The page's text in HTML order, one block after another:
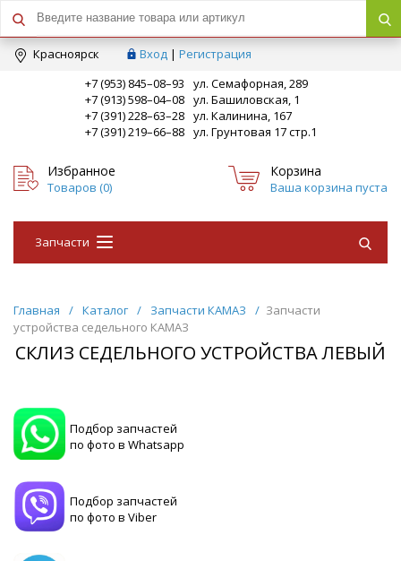
Краcноярск Вход | Регистрация
+7 (953) 845–08–93
ул. Семафорная, 289
+7 (913) 598–04–08 ул. Башиловская, 1
+7 (391) 228–63–28 ул. Калинина, 167
+7 (391) 219–66–88 ул. Грунтовая 17 стр.1
Избранное
Товаров (0)
Корзина
Ваша корзина пуста
Запчасти
Главная / Каталог / Запчасти КАМАЗ / Запчасти
устройства седельного КАМАЗ
СКЛИЗ СЕДЕЛЬНОГО УСТРОЙСТВА ЛЕВЫЙ
Подбор запчастей
по фото в Whatsapp
Подбор запчастей
по фото в Viber